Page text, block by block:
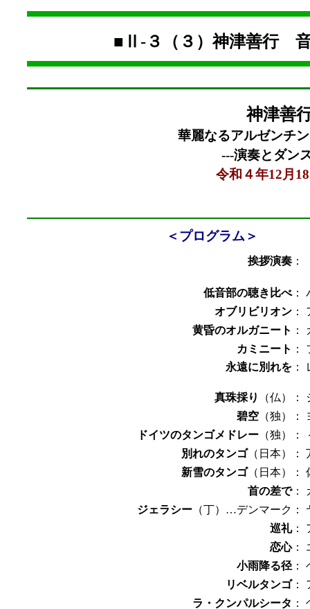
■Ⅱ-３（３）神津善行
神津善
華麗なるアルゼンチ
---演奏とダン
令和４年12月
＜プログラム＞
挨拶演奏 ：
低音部の聴き比べ：
オブリビリオン ：
黄昏のオルガニート ：
カミニート ：
永遠に別れを ：
真珠採り （仏）：
碧空 （独）：
ドイツのタンゴメドレー （独）：
別れのタンゴ（日本）：
新雪のタンゴ（日本）：
首の差で：
ジェラシー （丁）…デンマーク：
巡礼：
恋心：
小雨降る径 ：
リベルタンゴ：
ラ・クンパルシータ ：